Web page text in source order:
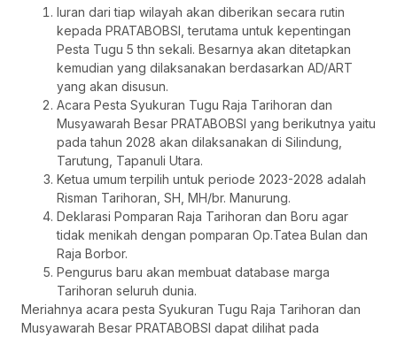
Iuran dari tiap wilayah akan diberikan secara rutin
kepada PRATABOBSI, terutama untuk kepentingan
Pesta Tugu 5 thn sekali. Besarnya akan ditetapkan
kemudian yang dilaksanakan berdasarkan AD/ART
yang akan disusun.
Acara Pesta Syukuran Tugu Raja Tarihoran dan
Musyawarah Besar PRATABOBSI yang berikutnya yaitu
pada tahun 2028 akan dilaksanakan di Silindung,
Tarutung, Tapanuli Utara.
Ketua umum terpilih untuk periode 2023-2028 adalah
Risman Tarihoran, SH, MH/br. Manurung.
Deklarasi Pomparan Raja Tarihoran dan Boru agar
tidak menikah dengan pomparan Op.Tatea Bulan dan
Raja Borbor.
Pengurus baru akan membuat database marga
Tarihoran seluruh dunia.
Meriahnya acara pesta Syukuran Tugu Raja Tarihoran dan
Musyawarah Besar PRATABOBSI dapat dilihat pada